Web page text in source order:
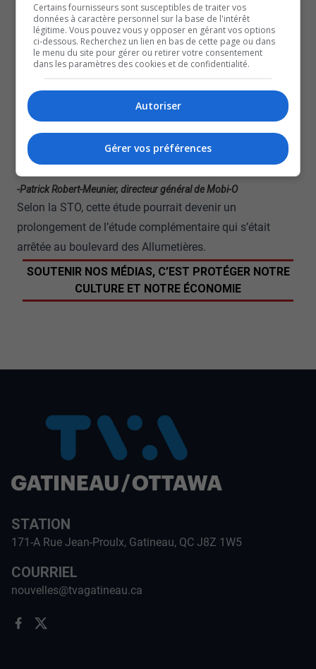
solutions performantes. Une vision que salue
l’organisme Mobi-O, qui souhaite éviter une situation
similaire à celle du chemin Vanier.
C’est excessivement important de faire ces analyses là
avant justement pour pas qu’on ne se retrouve après avec
des problèmes qu’on doit corriger. Quand on ne planifie
pas assez en avance comment ça va être quand les
quartiers vont être développés, on voit ce que ça donne.
Ça donne n’importe quoi en fait.
-Patrick Robert-Meunier, directeur général de Mobi-O
Selon la STO, cette étude pourrait devenir un
prolongement de l’étude complémentaire qui s’était
arrêtée au boulevard des Allumetières.
SOUTENIR NOS MÉDIAS, C’EST PROTÉGER NOTRE
CULTURE ET NOTRE ÉCONOMIE
STATION
171-A Rue Jean-Proulx, Gatineau, QC J8Z 1W5
COURRIEL
nouvelles@tvagatineau.ca
Certains fournisseurs sont susceptibles de traiter vos
données à caractère personnel sur la base de l'intérêt
légitime. Vous pouvez vous y opposer en gérant vos options
ci-dessous. Recherchez un lien en bas de cette page ou dans
le menu du site pour gérer ou retirer votre consentement
dans les paramètres des cookies et de confidentialité.
Autoriser
Gérer vos préférences